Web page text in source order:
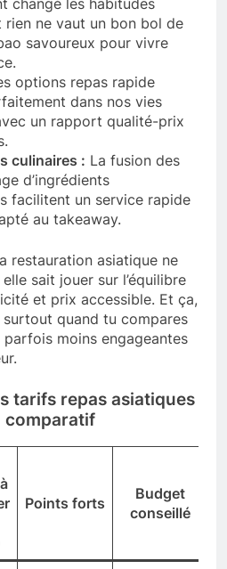
rien ne vaut un bon bol de
savoureux pour vivre
options repas rapide
dans nos vies
un rapport qualité-prix
culinaires : La fusion des
d’ingrédients
facilitent un service rapide
au takeaway.
restauration asiatique ne
sait jouer sur l’équilibre
et prix accessible. Et ça,
quand tu compares
moins engageantes
tarifs repas asiatiques
comparatif
Points forts
Budget
conseillé